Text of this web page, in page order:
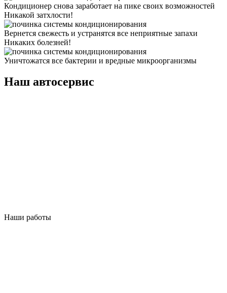
Кондиционер снова заработает на пике своих возможностей
Никакой затхлости!
Вернется свежесть и устранятся все неприятные запахи
Никаких болезней!
Уничтожатся все бактерии и вредные микроорганизмы
Наш автосервис
Наши работы